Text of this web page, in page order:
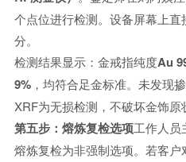
个点位进行检测。设备屏幕上
分。
检测结果显示：金戒指纯度Au
9%，均符合足金标准。未发现
XRF为无损检测，不破坏金饰原
第五步：熔炼复检选项工作人员
熔炼复检为非强制选项。若客